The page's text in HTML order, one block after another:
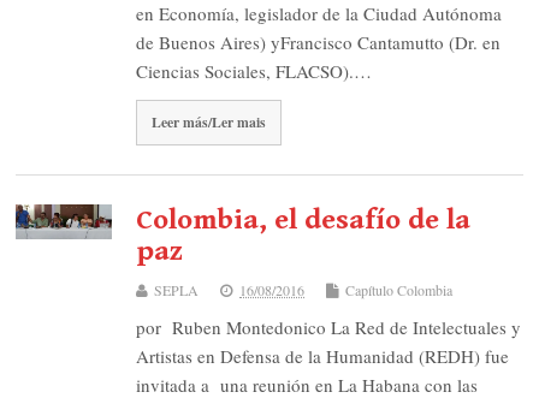
en Economía, legislador de la Ciudad Autónoma
de Buenos Aires) yFrancisco Cantamutto (Dr. en
Ciencias Sociales, FLACSO).…
Leer más/Ler mais
Colombia, el desafío de la
paz
SEPLA 16/08/2016 Capítulo Colombia
por Ruben Montedonico La Red de Intelectuales y
Artistas en Defensa de la Humanidad (REDH) fue
invitada a una reunión en La Habana con las